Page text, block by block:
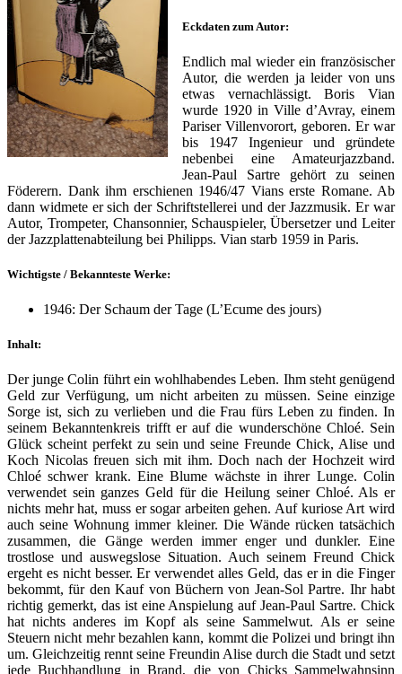
Eckdaten zum Autor:
Endlich mal wieder ein französischer
Autor, die werden ja leider von uns
etwas vernachlässigt. Boris Vian
wurde 1920 in Ville d’Avray, einem
Pariser Villenvorort, geboren. Er war
bis 1947 Ingenieur und gründete
nebenbei eine Amateurjazzband.
Jean-Paul Sartre gehört zu seinen
Föderern. Dank ihm erschienen 1946/47 Vians erste Romane. Ab
dann widmete er sich der Schriftstellerei und der Jazzmusik. Er war
Autor, Trompeter, Chansonnier, Schauspieler, Übersetzer und Leiter
der Jazzplattenabteilung bei Philipps. Vian starb 1959 in Paris.
Wichtigste / Bekannteste Werke:
1946: Der Schaum der Tage (L’Ecume des jours)
Inhalt:
Der junge Colin führt ein wohlhabendes Leben. Ihm steht genügend
Geld zur Verfügung, um nicht arbeiten zu müssen. Seine einzige
Sorge ist, sich zu verlieben und die Frau fürs Leben zu finden. In
seinem Bekanntenkreis trifft er auf die wunderschöne Chloé. Sein
Glück scheint perfekt zu sein und seine Freunde Chick, Alise und
Koch Nicolas freuen sich mit ihm. Doch nach der Hochzeit wird
Chloé schwer krank. Eine Blume wächste in ihrer Lunge. Colin
verwendet sein ganzes Geld für die Heilung seiner Chloé. Als er
nichts mehr hat, muss er sogar arbeiten gehen. Auf kuriose Art wird
auch seine Wohnung immer kleiner. Die Wände rücken tatsächich
zusammen, die Gänge werden immer enger und dunkler. Eine
trostlose und auswegslose Situation. Auch seinem Freund Chick
ergeht es nicht besser. Er verwendet alles Geld, das er in die Finger
bekommt, für den Kauf von Büchern von Jean-Sol Partre. Ihr habt
richtig gemerkt, das ist eine Anspielung auf Jean-Paul Sartre. Chick
hat nichts anderes im Kopf als seine Sammelwut. Als er seine
Steuern nicht mehr bezahlen kann, kommt die Polizei und bringt ihn
um. Gleichzeitig rennt seine Freundin Alise durch die Stadt und setzt
jede Buchhandlung in Brand, die von Chicks Sammelwahnsinn